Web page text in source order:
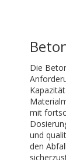
Die
mit
und
den